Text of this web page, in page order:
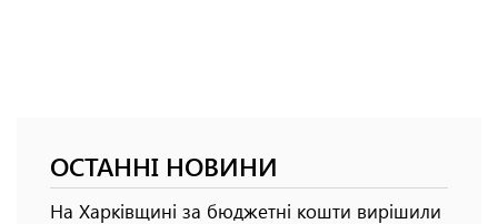
ОСТАННІ НОВИНИ
На Харківщині за бюджетні кошти вирішили